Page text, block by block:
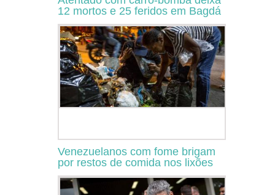
12 mortos e 25 feridos em Bagdá
Venezuelanos com fome brigam
por restos de comida nos lixões